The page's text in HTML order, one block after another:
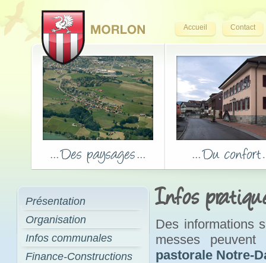
Accueil Contact
Présentation
Organisation
Infos communales
Finance-Constructions
Infos
Des informations
messes
pastorale Notre-